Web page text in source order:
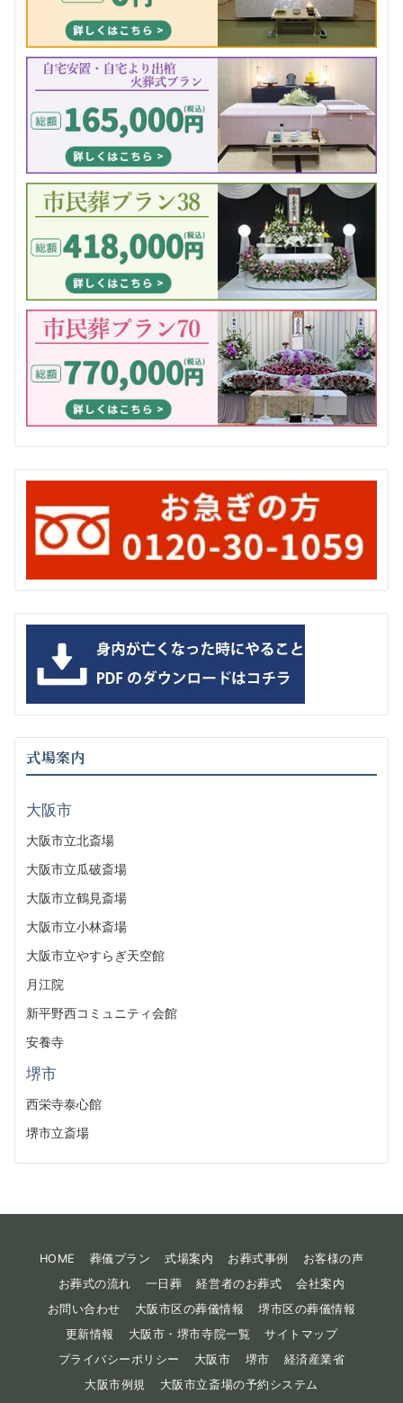
式場案内
大阪市
大阪市立北斎場
大阪市立瓜破斎場
大阪市立鶴見斎場
大阪市立小林斎場
大阪市立やすらぎ天空館
月江院
新平野西コミュニティ会館
安養寺
堺市
西栄寺泰心館
堺市立斎場
HOME 葬儀プラン 式場案内 お葬式事例
お客様の声
お葬式の流れ
一日葬 経営者のお葬式
会社案内
お問い合わせ
大阪市区の葬儀情報
堺市区の葬儀情報
更新情報
大阪市・堺市寺院一覧
サイトマップ
プライバシーポリシー
大阪市 堺市
経済産業省
大阪市例規
大阪市立斎場の予約システム